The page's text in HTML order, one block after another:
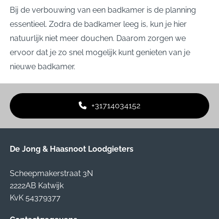
Bij de verbouwing van een badkamer is de planning
essentieel. Zodra de badkamer leeg is, kun je hier
natuurlijk niet meer douchen. Daarom zorgen we
ervoor dat je zo snel mogelijk kunt genieten van je
nieuwe badkamer.
+31714034152
De Jong & Haasnoot Loodgieters
Scheepmakerstraat 3N
2222AB Katwijk
KvK 54379377